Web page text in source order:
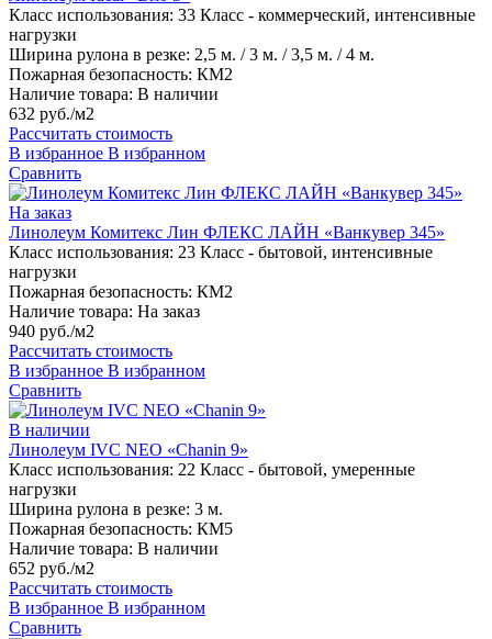
Класс использования: 33 Класс - коммерческий, интенсивные
нагрузки
Ширина рулона в резке: 2,5 м. / 3 м. / 3,5 м. / 4 м.
Пожарная безопасность: КМ2
Наличие товара: В наличии
632 руб./м2
Рассчитать стоимость
В избранное В избранном
Сравнить
На заказ
Линолеум Комитекс Лин ФЛЕКС ЛАЙН «Ванкувер 345»
Класс использования: 23 Класс - бытовой, интенсивные
нагрузки
Пожарная безопасность: КМ2
Наличие товара: На заказ
940 руб./м2
Рассчитать стоимость
В избранное В избранном
Сравнить
В наличии
Линолеум IVC NEO «Chanin 9»
Класс использования: 22 Класс - бытовой, умеренные
нагрузки
Ширина рулона в резке: 3 м.
Пожарная безопасность: КМ5
Наличие товара: В наличии
652 руб./м2
Рассчитать стоимость
В избранное В избранном
Сравнить